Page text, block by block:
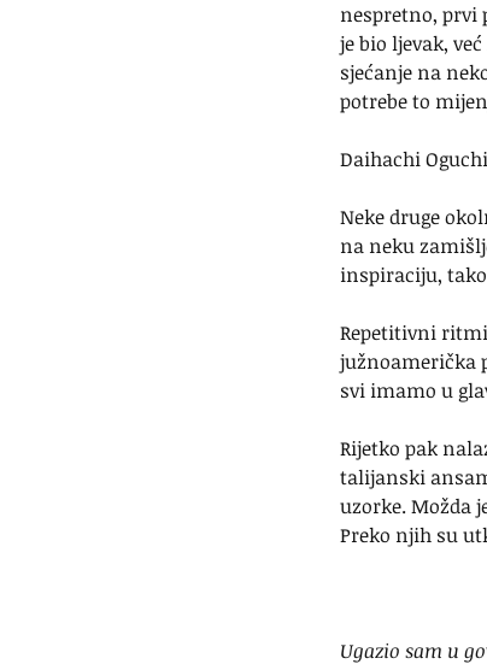
nespretno, prvi
je bio ljevak,
sjećanje na
potrebe to
Daihachi Oguchi
Neke druge
na neku
inspiraciju,
Repetitivni
južnoamerička
svi imamo u
Rijetko pak
talijanski
uzorke. Možda
Preko njih su
Ugazio sam u